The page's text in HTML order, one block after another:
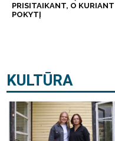
PRISITAIKANT, O KURIANT
POKYTĮ
KULTŪRA